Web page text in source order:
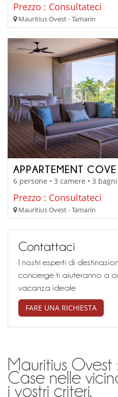
Prezzo : Consultateci
Mauritius Ovest - Tamarin
APPARTEMENT COVE
6 persone • 3 camere • 3 bagni
Prezzo : Consultateci
Mauritius Ovest - Tamarin
Contattaci
I nostri esperti di
concierge ti aiuteranno a
vacanza ideale
FARE UNA RICHIESTA
Mauritius Ovest
Case nelle
i vostri criteri.